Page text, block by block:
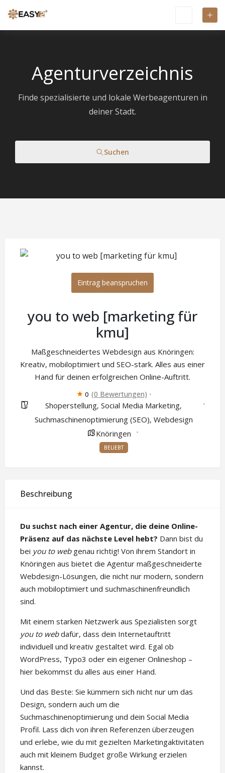
Agenturverzeichnis
Finde spezialisierte und lokale Werbeagenturen in
deiner Stadt.
Suchen
Eintrag beanspruchen
you to web [marketing für
kmu]
Maßgeschneidertes Webdesign aus Knöringen:
Kreativ, mobiloptimiert und SEO-stark. Alles aus einer
Hand für deinen erfolgreichen Online-Auftritt.
0 (0 Bewertungen)
Shoperstellung, Social Media Marketing,
Suchmaschinenoptimierung (SEO), Webdesign
Knöringen
BELIEBT
Beschreibung
Du suchst nach einer Agentur, die deine Online-
Präsenz auf das nächste Level hebt? Dann bist du
bei you to webgenau richtig! Von ihrem Standort in
Knöringen aus bietet die Agentur maßgeschneiderte
Webdesign-Lösungen, die nicht nur modern, sondern
auch mobiloptimiert und suchmaschinenfreundlich
sind.
Mit einem starken Netzwerk aus Spezialisten sorgt
you to webdafür, dass dein Internetauftritt
individuell und kreativ gestaltet wird. Egal ob
WordPress, Typo3 oder ein eigener Onlineshop –
hier bekommst du alles aus einer Hand.
Und das Beste: Sie kümmern sich nicht nur um das
Design, sondern auch um die
Suchmaschinenoptimierung und dein Social Media
Profil. Lass dich von ihren Referenzen überzeugen
und erlebe, wie du mit gezielten Marketingaktivitäten
auch mit kleinem Budget große Wirkung erzielen
kannst.